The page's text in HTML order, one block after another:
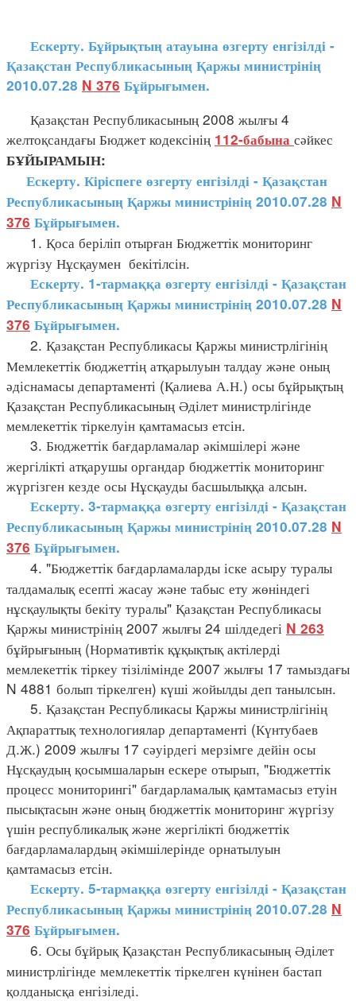
Ескерту. Бұйрықтың атауына өзгерту енгізілді -
Қазақстан Республикасының Қаржы министрінің
2010.07.28 N 376 Бұйрығымен.
Қазақстан Республикасының 2008 жылғы 4
желтоқсандағы Бюджет кодексінің 112-бабына сәйкес
БҰЙЫРАМЫН:
Ескерту. Кіріспеге өзгерту енгізілді - Қазақстан
Республикасының Қаржы министрінің 2010.07.28 N
376 Бұйрығымен.
1. Қоса беріліп отырған Бюджеттік мониторинг
жүргізу Нұсқаумен бекітілсін.
Ескерту. 1-тармаққа өзгерту енгізілді - Қазақстан
Республикасының Қаржы министрінің 2010.07.28 N
376 Бұйрығымен.
2. Қазақстан Республикасы Қаржы министрлігінің
Мемлекеттік бюджеттің атқарылуын талдау және оның
әдіснамасы департаменті (Қалиева А.Н.) осы бұйрықтың
Қазақстан Республикасының Әділет министрлігінде
мемлекеттік тіркелуін қамтамасыз етсін.
3. Бюджеттік бағдарламалар әкімшілері және
жергілікті атқарушы органдар бюджеттік мониторинг
жүргізген кезде осы Нұсқауды басшылыққа алсын.
Ескерту. 3-тармаққа өзгерту енгізілді - Қазақстан
Республикасының Қаржы министрінің 2010.07.28 N
376 Бұйрығымен.
4. "Бюджеттік бағдарламаларды іске асыру туралы
талдамалық есепті жасау және табыс ету жөніндегі
нұсқаулықты бекіту туралы" Қазақстан Республикасы
Қаржы министрінің 2007 жылғы 24 шілдедегі N 263
бұйрығының (Нормативтік құқықтық актілерді
мемлекеттік тіркеу тізілімінде 2007 жылғы 17 тамыздағы
N 4881 болып тіркелген) күші жойылды деп танылсын.
5. Қазақстан Республикасы Қаржы министрлігінің
Ақпараттық технологиялар департаменті (Күнтубаев
Д.Ж.) 2009 жылғы 17 сәуірдегі мерзімге дейін осы
Нұсқаудың қосымшаларын ескере отырып, "Бюджеттік
процесс мониторингі" бағдарламалық қамтамасыз етуін
пысықтасын және оның бюджеттік мониторинг жүргізу
үшін республикалық және жергілікті бюджеттік
бағдарламалардың әкімшілерінде орнатылуын
қамтамасыз етсін.
Ескерту. 5-тармаққа өзгерту енгізілді - Қазақстан
Республикасының Қаржы министрінің 2010.07.28 N
376 Бұйрығымен.
6. Осы бұйрық Қазақстан Республикасының Әділет
министрлігінде мемлекеттік тіркелген күнінен бастап
қолданысқа енгізіледі.